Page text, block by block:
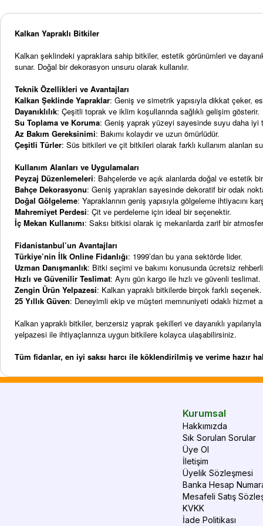
Kalkan Yapraklı Bitkiler
Kalkan şeklindeki yapraklara sahip bitkiler, estetik görünümleri ve
sunar. Doğal bir dekorasyon unsuru olarak kullanılır.
Teknik Özellikleri ve Avantajları
Kalkan Şeklinde Yapraklar: Geniş ve simetrik yapısıyla dikkat çeker,
Dayanıklılık: Çeşitli toprak ve iklim koşullarında sağlıklı gelişim gösterir.
Su Toplama ve Koruma: Geniş yaprak yüzeyi sayesinde suyu daha iyi
Az Bakım Gereksinimi: Bakımı kolaydır ve uzun ömürlüdür.
Çeşitli Türler: Süs bitkileri ve çit bitkileri olarak farklı kullanım alanları
Kullanım Alanları ve Uygulamaları
Peyzaj Düzenlemeleri: Bahçelerde ve açık alanlarda doğal ve estetik
Bahçe Dekorasyonu: Geniş yaprakları sayesinde dekoratif bir odak
Doğal Gölgeleme: Yapraklarının geniş yapısıyla gölgeleme ihtiyacını
Mahremiyet Perdesi: Çit ve perdeleme için ideal bir seçenektir.
İç Mekan Kullanımı: Saksı bitkisi olarak iç mekanlarda zarif bir atmosfer
Fidanistanbul’un Avantajları
Türkiye’nin İlk Online Fidanlığı: 1999’dan bu yana sektörde lider.
Uzman Danışmanlık: Bitki seçimi ve bakımı konusunda ücretsiz
Hızlı ve Güvenilir Teslimat: Aynı gün kargo ile hızlı ve güvenli teslimat.
Zengin Ürün Yelpazesi: Kalkan yapraklı bitkilerde birçok farklı seçenek.
25 Yıllık Güven: Deneyimli ekip ve müşteri memnuniyeti odaklı hizmet
Kalkan yapraklı bitkiler, benzersiz yaprak şekilleri ve dayanıklı
yelpazesi ile ihtiyaçlarınıza uygun bitkilere kolayca ulaşabilirsiniz.
Tüm fidanlar, en iyi saksı harcı ile köklendirilmiş ve verime hazır
Kurumsal
Hakkımızda
Sık Sorulan Sorular
Üye Ol
İletişim
Üyelik Sözleşmesi
Banka Hesap
Mesafeli Satış
KVKK
İade Politikası